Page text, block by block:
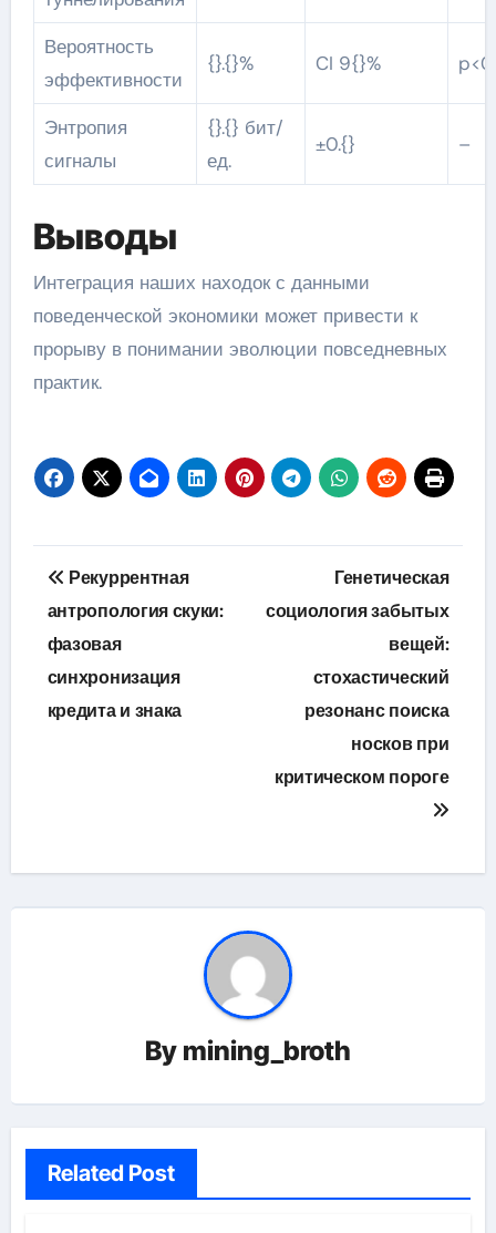
Вероятность
эффективности
{}.{}% CI 9{}%
Энтропия
сигналы
{}.{} бит/
ед.
±0.{} –
Выводы
Интеграция наших находок с данными
поведенческой экономики может привести к
прорыву в понимании эволюции повседневных
практик.
Навигация
по
записям
Рекуррентная
антропология скуки:
фазовая
синхронизация
кредита и знака
Генетическая
социология забытых
вещей:
стохастический
резонанс поиска
носков при
критическом пороге
By mining_broth
Related Post